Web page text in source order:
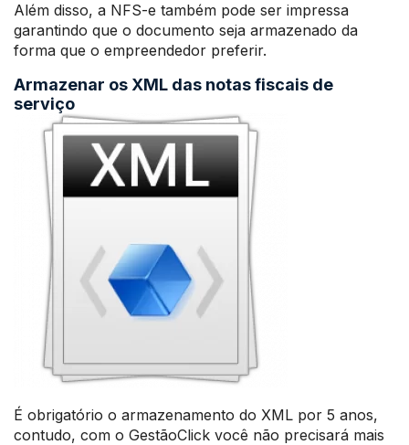
Além disso, a NFS-e também pode ser impressa
garantindo que o documento seja armazenado da
forma que o empreendedor preferir.
Armazenar os XML das notas fiscais de
serviço
É obrigatório o armazenamento do XML por 5 anos,
contudo, com o GestãoClick você não precisará mais